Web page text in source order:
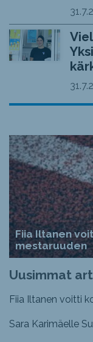
Fiia Iltanen
mestaruuden
Uusimmat
Fiia Iltanen voitti
Sara Karimäelle